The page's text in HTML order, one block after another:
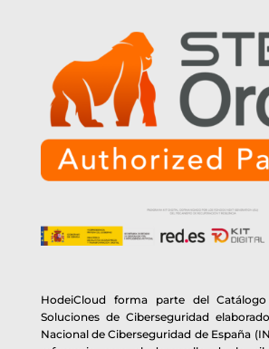
HodeiCloud forma parte del
Soluciones de Ciberseguridad
Nacional de Ciberseguridad de España